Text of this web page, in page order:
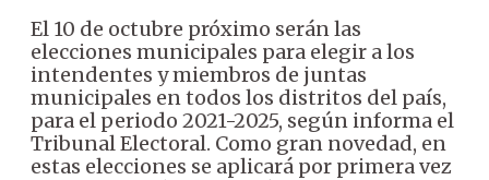
El 10 de octubre próximo serán las
elecciones municipales para elegir a los
intendentes y miembros de juntas
municipales en todos los distritos del país,
para el periodo 2021-2025, según informa el
Tribunal Electoral. Como gran novedad, en
estas elecciones se aplicará por primera vez